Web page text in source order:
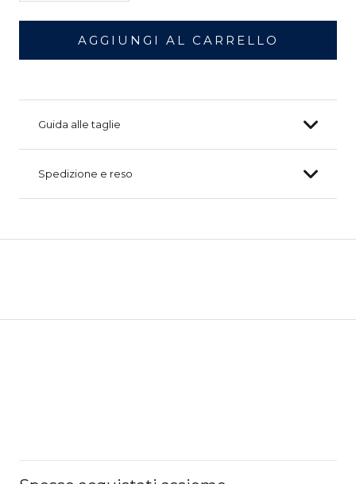
AGGIUNGI AL CARRELLO
Guida alle taglie
Spedizione e reso